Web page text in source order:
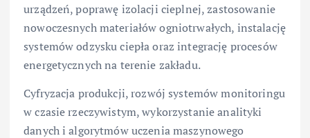
urządzeń, poprawę izolacji cieplnej, zastosowanie
nowoczesnych materiałów ogniotrwałych, instalację
systemów odzysku ciepła oraz integrację procesów
energetycznych na terenie zakładu.
Cyfryzacja produkcji, rozwój systemów monitoringu
w czasie rzeczywistym, wykorzystanie analityki
danych i algorytmów uczenia maszynowego